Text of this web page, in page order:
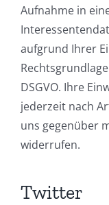
Aufnahme in
aufgrund Ihrer
DSGVO. Ihre
jederzeit nach
uns gegenüber
widerrufen.
Twitter